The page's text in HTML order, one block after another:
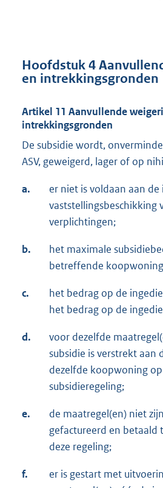
Hoofdstuk 4
en intrekkingsgronden
Artikel 11 Aanvullende
intrekkingsgronden
De subsidie wordt,
ASV, geweigerd, lager of op
a.
er niet is voldaan aan de
vaststellingsbeschikking
verplichtingen;
b.
het maximale
betreffende
c.
het bedrag op de
het bedrag op de
d.
voor dezelfde
subsidie is verstrekt aan
dezelfde koopwoning
subsidieregeling;
e.
de maatregel(en) niet
gefactureerd en betaald
deze regeling;
f.
er is gestart met